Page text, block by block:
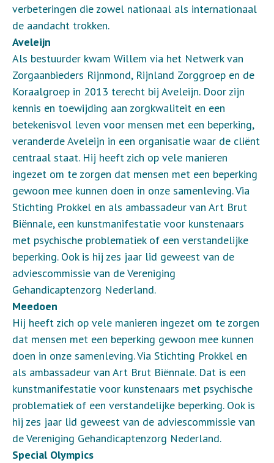
verbeteringen die zowel nationaal als internationaal
de aandacht trokken.
Aveleijn
Als bestuurder kwam Willem via het Netwerk van
Zorgaanbieders Rijnmond, Rijnland Zorggroep en de
Koraalgroep in 2013 terecht bij Aveleijn. Door zijn
kennis en toewijding aan zorgkwaliteit en een
betekenisvol leven voor mensen met een beperking,
veranderde Aveleijn in een organisatie waar de cliënt
centraal staat. Hij heeft zich op vele manieren
ingezet om te zorgen dat mensen met een beperking
gewoon mee kunnen doen in onze samenleving. Via
Stichting Prokkel en als ambassadeur van Art Brut
Biënnale, een kunstmanifestatie voor kunstenaars
met psychische problematiek of een verstandelijke
beperking. Ook is hij zes jaar lid geweest van de
adviescommissie van de Vereniging
Gehandicaptenzorg Nederland.
Meedoen
Hij heeft zich op vele manieren ingezet om te zorgen
dat mensen met een beperking gewoon mee kunnen
doen in onze samenleving. Via Stichting Prokkel en
als ambassadeur van Art Brut Biënnale. Dat is een
kunstmanifestatie voor kunstenaars met psychische
problematiek of een verstandelijke beperking. Ook is
hij zes jaar lid geweest van de adviescommissie van
de Vereniging Gehandicaptenzorg Nederland.
Special Olympics